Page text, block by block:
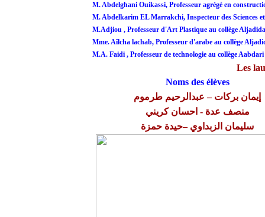
M. Abdelghani Ouikassi, Professeur agrégé en
M. Abdelkarim EL Marrakchi, Inspecteur des Sciences
M.Adjiou , Professeur d'Art Plastique au collège Aljadida
Mme. Aîlcha lachab, Professeur d'arabe au collège
M.A. Faidi , Professeur de technologie au collège Aabdari
Les
Noms des élèves
إيمان بركات – عبدالرحيم طرموم
منصف عدة - احسان كريني
سليمان الزبداوي –حيدة حمزة